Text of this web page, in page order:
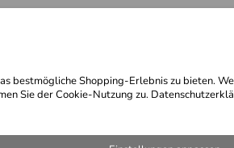
bestmögliche Shopping-Erlebnis zu bieten.
Sie der Cookie-Nutzung zu.
Öle Haare